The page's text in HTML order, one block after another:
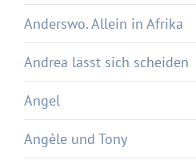
Anderswo. Allein in Afrika
Andrea lässt sich scheiden
Angel
Angèle und Tony